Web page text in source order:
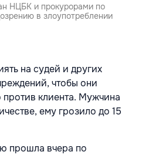
НЦБК и прокурорами по
в злоупотреблении
на судей и других
чтобы они
клиента. Мужчина
ему грозило до 15
прошла вчера по